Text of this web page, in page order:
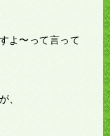
よ〜って言って
、